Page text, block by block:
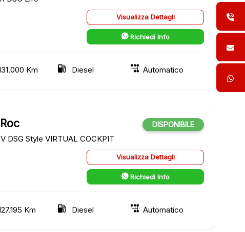
Visualizza Dettagli
Richiedi Info
Km Diesel Automatico
DSG Style VIRTUAL COCKPIT
DISPONIBILE
Visualizza Dettagli
Richiedi Info
Km Diesel Automatico